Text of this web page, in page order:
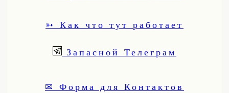
➳ Как что тут работает
Запасной Телеграм
✉ Форма для Контактов